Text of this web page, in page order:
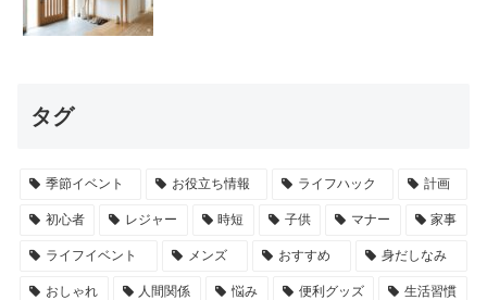
タグ
季節イベント お役立ち情報 ライフハック 計画
初心者 レジャー 時短 子供 マナー 家事
ライフイベント メンズ おすすめ 身だしなみ
おしゃれ 人間関係 悩み 便利グッズ 生活習慣